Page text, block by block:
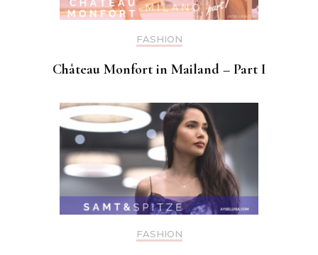
FASHION
Château Monfort in Mailand – Part I
FASHION